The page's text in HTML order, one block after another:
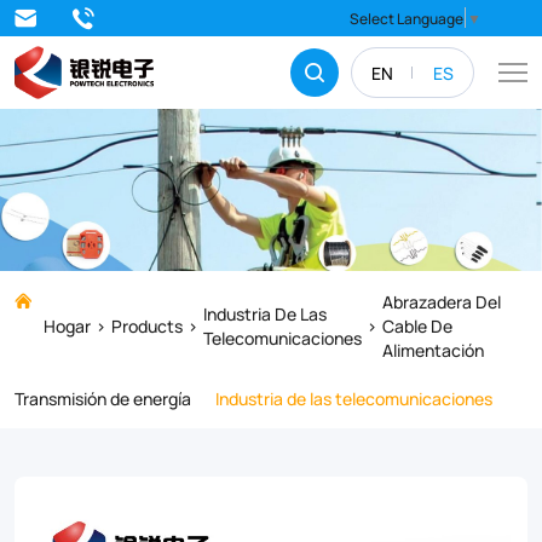
EN ES
Select Language ▼
Strengthen
and
stabilize
your
electrical
systems
with
top-
quality
Feeder
Hogar Products
Industria De Las
Telecomunicaciones
Abrazadera Del
Cable De
Alimentación
Transmisión de energía
Industria de las telecomunicaciones